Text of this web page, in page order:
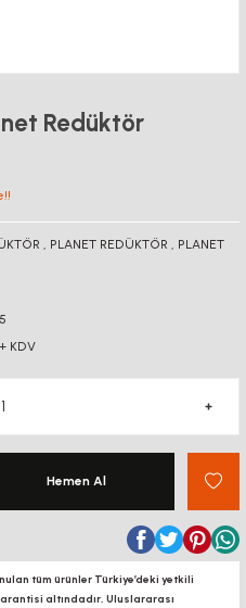
Redüktör
, PLANET REDÜKTÖR , PLANET
KDV
Hemen Al
tüm ürünler Türkiye’deki yetkili
altındadır, Uluslararası